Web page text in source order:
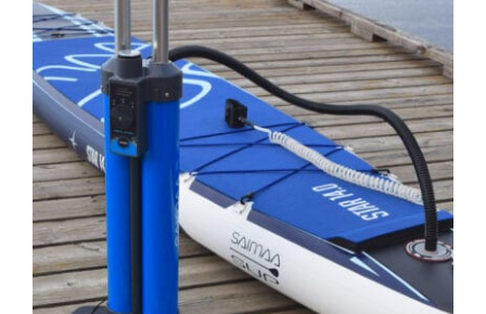
Laiturit
Valmistajat
Rahoitus
Asiakaskokemuksia